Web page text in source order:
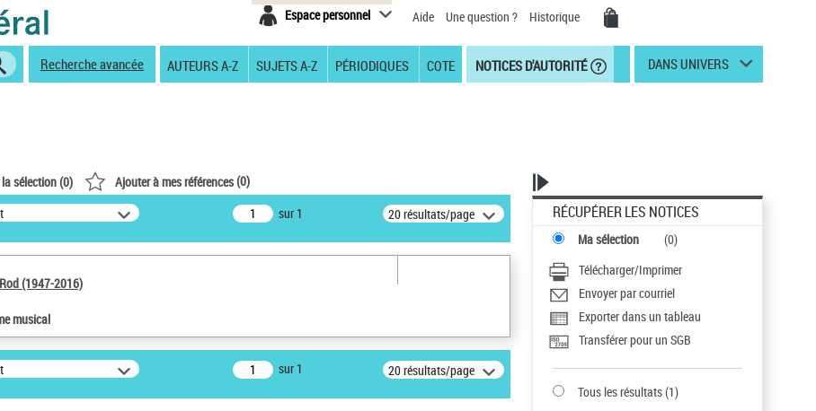
Espace personnel Aide Une question ? Historique
Recherche avancée AUTEURS A-Z SUJETS A-Z PÉRIODIQUES COTE NOTICES D'AUTORITÉ DANS UNIVERS
sélection (0) Ajouter à mes références(0)
sur 1 20 résultats/page
(1947-2016)
musical
sur 1 20 résultats/page
RÉCUPÉRER LES NOTICES
Ma sélection (0)
Télécharger/Imprimer
Envoyer par courriel
Exporter dans un tableau
Transférer pour un SGB
Tous les résultats(1)